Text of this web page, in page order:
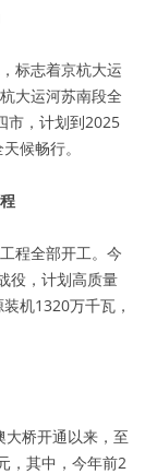
标志着京杭大运
大运河苏南段全
市，计划到2025
候畅行。
程全部开工。今
役，计划高质量
机1320万千瓦，
桥开通以来，至
，其中，今年前2